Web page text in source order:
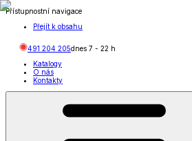
Přístupnostní navigace
Přejít k obsahu
491 204 205dnes 7 - 22 h
Katalogy
O nás
Kontakty